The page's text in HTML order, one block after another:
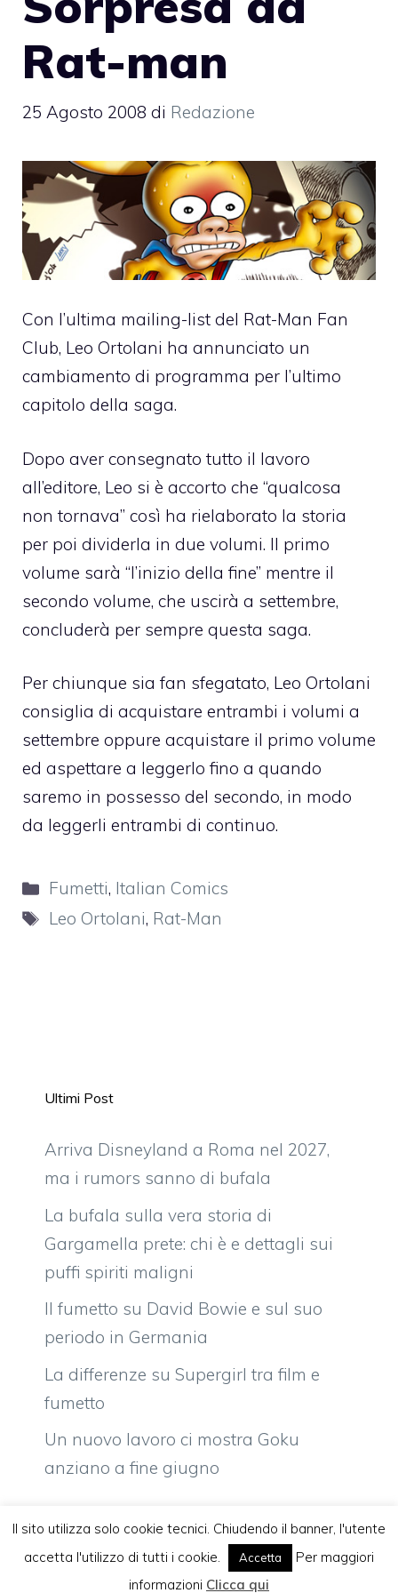
Rat-man
25 Agosto 2008 di Redazione
Con l’ultima mailing-list del Rat-Man Fan
Club, Leo Ortolani ha annunciato un
cambiamento di programma per l’ultimo
capitolo della saga.
Dopo aver consegnato tutto il lavoro
all’editore, Leo si è accorto che “qualcosa
non tornava” così ha rielaborato la storia
per poi dividerla in due volumi. Il primo
volume sarà “l’inizio della fine” mentre il
secondo volume, che uscirà a settembre,
concluderà per sempre questa saga.
Per chiunque sia fan sfegatato, Leo Ortolani
consiglia di acquistare entrambi i volumi a
settembre oppure acquistare il primo volume
ed aspettare a leggerlo fino a quando
saremo in possesso del secondo, in modo
da leggerli entrambi di continuo.
Categorie
Fumetti, Italian Comics
Tag
Leo Ortolani, Rat-Man
Ultimi Post
Arriva Disneyland a Roma nel 2027,
ma i rumors sanno di bufala
La bufala sulla vera storia di
Gargamella prete: chi è e dettagli sui
puffi spiriti maligni
Il fumetto su David Bowie e sul suo
periodo in Germania
La differenze su Supergirl tra film e
fumetto
Un nuovo lavoro ci mostra Goku
anziano a fine giugno
Komixjam.it © 2026 Tutti i diritti riservati
Il sito utilizza solo cookie tecnici. Chiudendo il banner, l'utente
accetta l'utilizzo di tutti i cookie.
Accetta
Per maggiori
informazioni Clicca qui
Vuoi pubblicare sul nostro network?